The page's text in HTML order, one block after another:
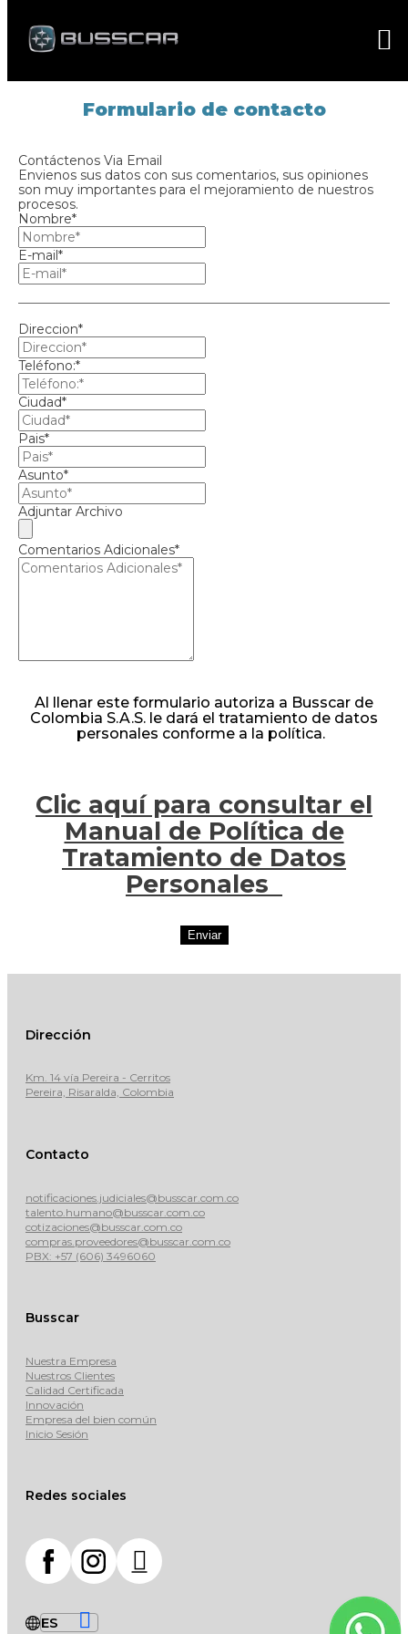
Formulario de contacto
Contáctenos Via Email
Envienos sus datos con sus comentarios, sus opiniones
son muy importantes para el mejoramiento de nuestros
procesos.
Nombre*
E-mail*
Direccion*
Teléfono:*
Ciudad*
Pais*
Asunto*
Adjuntar Archivo
Comentarios Adicionales*
Al llenar este formulario autoriza a Busscar de
Colombia S.A.S. le dará el tratamiento de datos
personales conforme a la política.
Clic aquí para consultar el
Manual de Política de
Tratamiento de Datos
Personales
Enviar
Dirección
Km. 14 vía Pereira - Cerritos
Pereira, Risaralda, Colombia
Contacto
notificaciones.judiciales@busscar.com.co
talento.humano@busscar.com.co
cotizaciones@busscar.com.co
compras.proveedores@busscar.com.co
PBX: +57 (606) 3496060
Busscar
Nuestra Empresa
Nuestros Clientes
Calidad Certificada
Innovación
Empresa del bien común
Inicio Sesión
Redes sociales